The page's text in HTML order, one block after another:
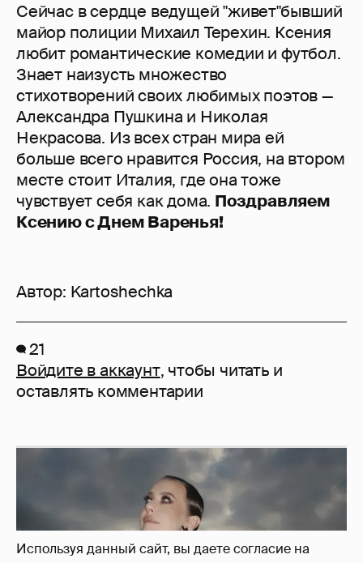
Используя данный сайт, вы даете согласие на
Сейчас в сердце ведущей "живет"бывший
майор полиции Михаил Терехин. Ксения
любит романтические комедии и футбол.
Знает наизусть множество
стихотворений своих любимых поэтов —
Александра Пушкина и Николая
Некрасова. Из всех стран мира ей
больше всего нравится Россия, на втором
месте стоит Италия, где она тоже
чувствует себя как дома. Поздравляем
Ксению с Днем Варенья!
Автор: Kartoshechka
21
Войдите в аккаунт, чтобы читать и
оставлять комментарии